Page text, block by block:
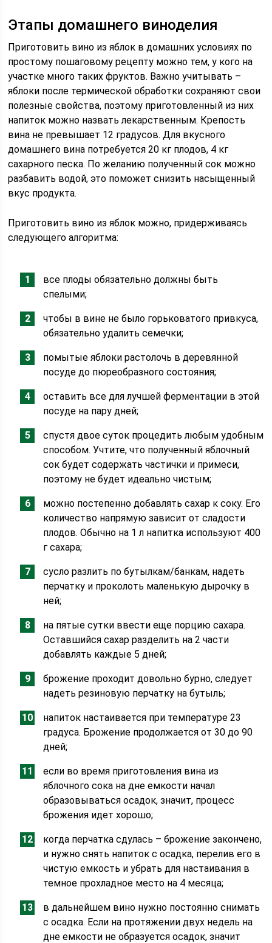
Этапы домашнего виноделия
Приготовить вино из яблок в домашних условиях по
простому пошаговому рецепту можно тем, у кого на
участке много таких фруктов. Важно учитывать –
яблоки после термической обработки сохраняют свои
полезные свойства, поэтому приготовленный из них
напиток можно назвать лекарственным. Крепость
вина не превышает 12 градусов. Для вкусного
домашнего вина потребуется 20 кг плодов, 4 кг
сахарного песка. По желанию полученный сок можно
разбавить водой, это поможет снизить насыщенный
вкус продукта.
Приготовить вино из яблок можно, придерживаясь
следующего алгоритма:
все плоды обязательно должны быть
спелыми;
чтобы в вине не было горьковатого привкуса,
обязательно удалить семечки;
помытые яблоки растолочь в деревянной
посуде до пюреобразного состояния;
оставить все для лучшей ферментации в этой
посуде на пару дней;
спустя двое суток процедить любым удобным
способом. Учтите, что полученный яблочный
сок будет содержать частички и примеси,
поэтому не будет идеально чистым;
можно постепенно добавлять сахар к соку. Его
количество напрямую зависит от сладости
плодов. Обычно на 1 л напитка используют 400
г сахара;
сусло разлить по бутылкам/банкам, надеть
перчатку и проколоть маленькую дырочку в
ней;
на пятые сутки ввести еще порцию сахара.
Оставшийся сахар разделить на 2 части
добавлять каждые 5 дней;
брожение проходит довольно бурно, следует
надеть резиновую перчатку на бутыль;
напиток настаивается при температуре 23
градуса. Брожение продолжается от 30 до 90
дней;
если во время приготовления вина из
яблочного сока на дне емкости начал
образовываться осадок, значит, процесс
брожения идет хорошо;
когда перчатка сдулась – брожение закончено,
и нужно снять напиток с осадка, перелив его в
чистую емкость и убрать для настаивания в
темное прохладное место на 4 месяца;
в дальнейшем вино нужно постоянно снимать
с осадка. Если на протяжении двух недель на
дне емкости не образуется осадок, значит